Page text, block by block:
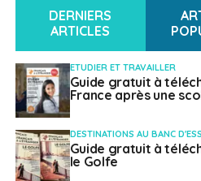
DERNIERS
ARTICLES
ETUDIER ET TRAVAILLER
Guide gratuit à
France après une
DESTINATIONS AU BANC
Guide gratuit à
le Golfe